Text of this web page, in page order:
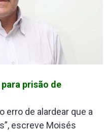
prisão de
erro de alardear que a
escreve Moisés